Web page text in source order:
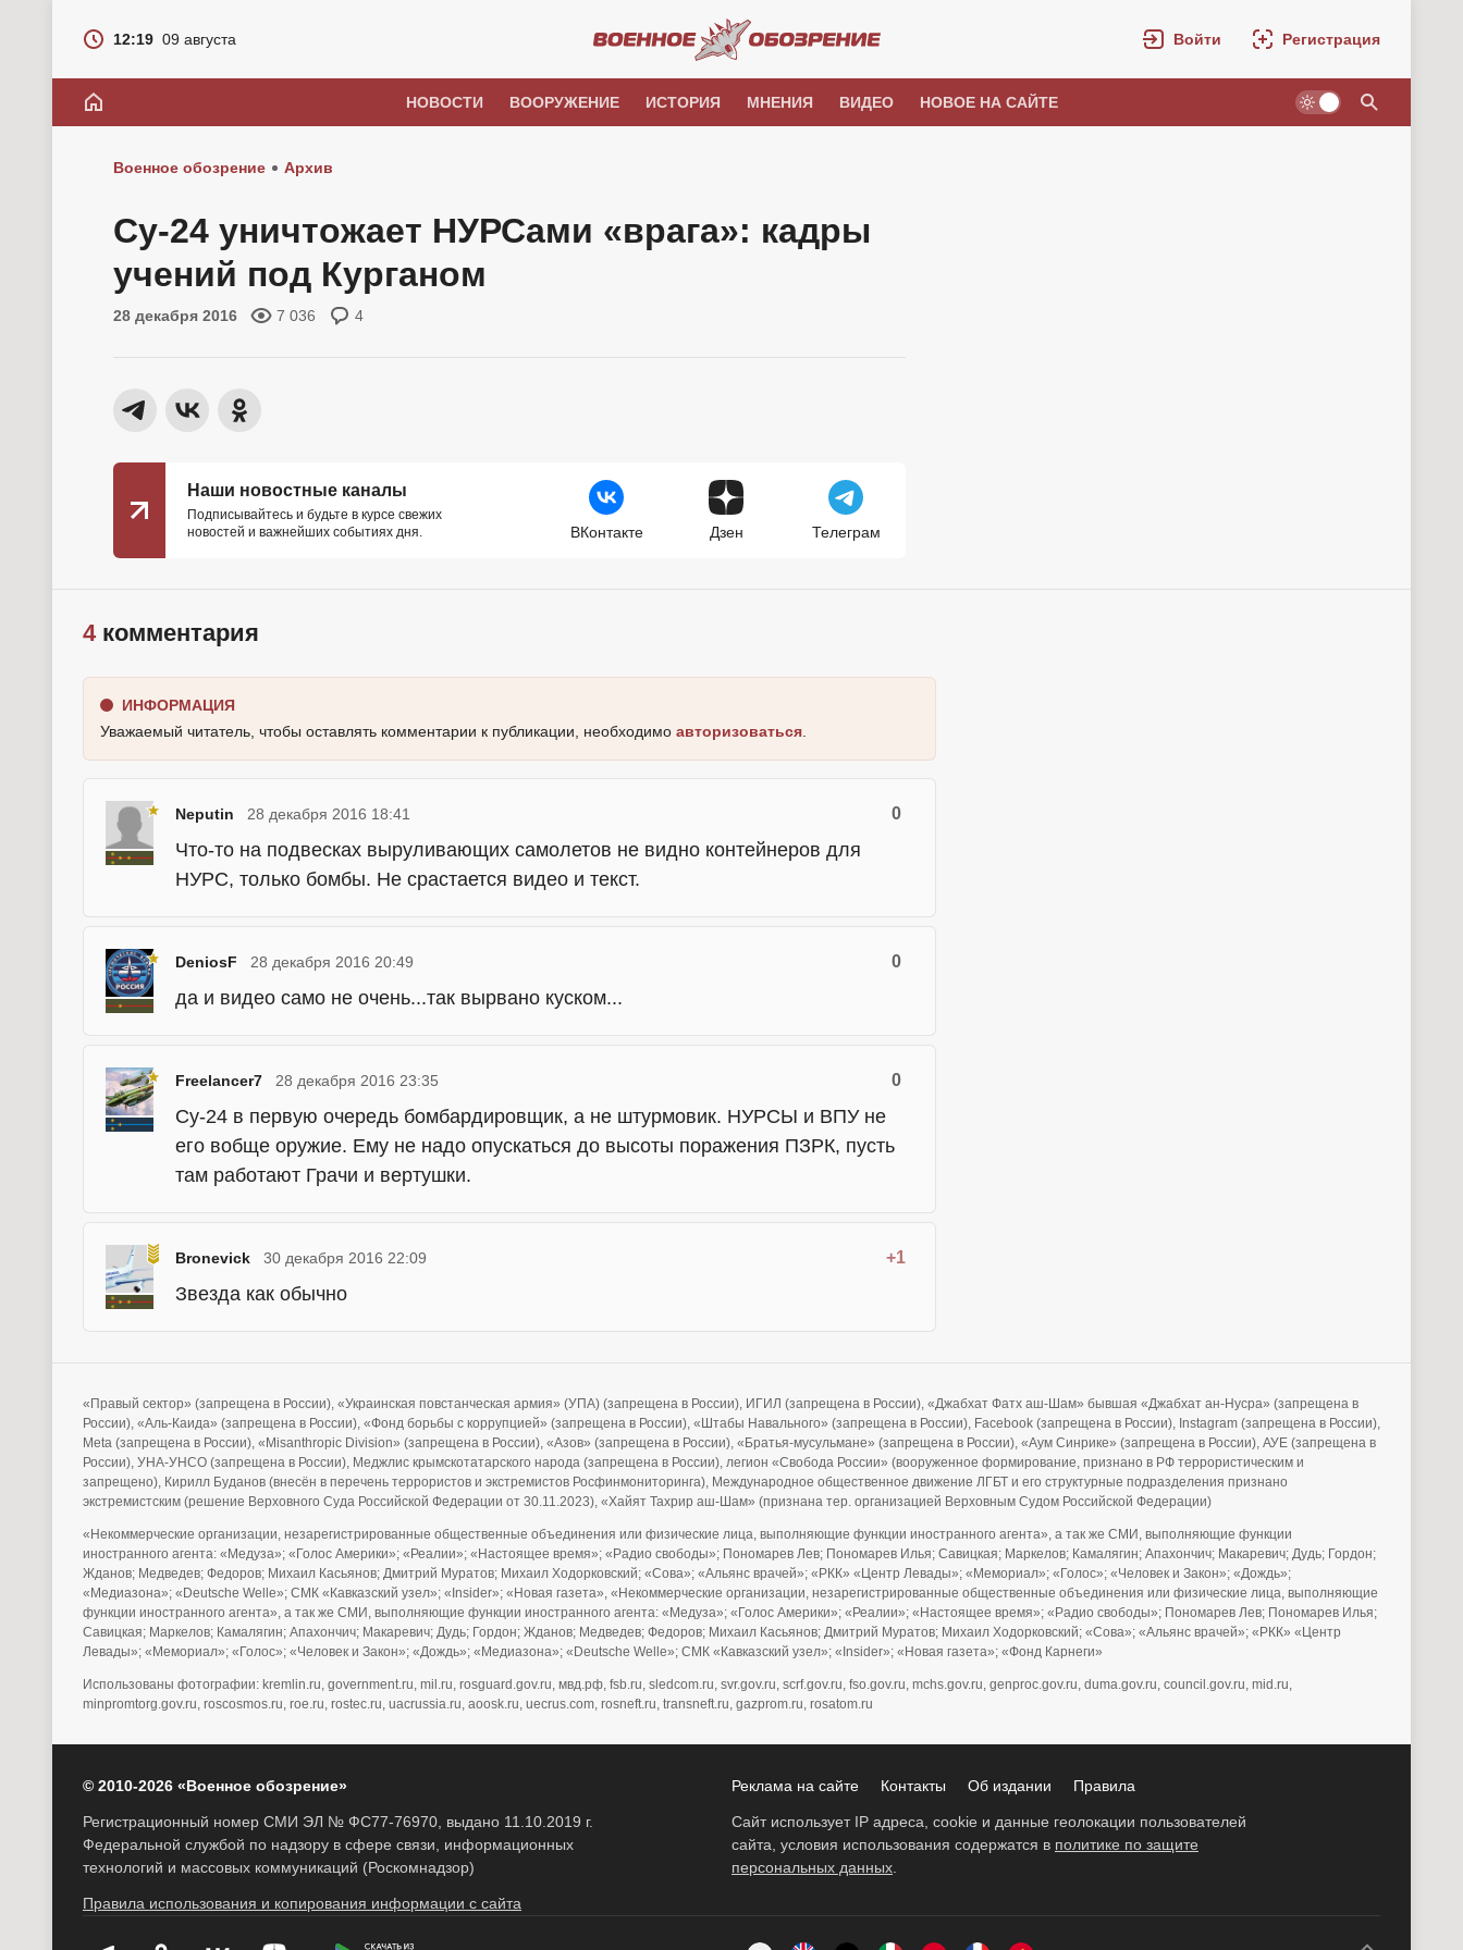
12:19 09 августа Войти Регистрация
НОВОСТИ ВООРУЖЕНИЕ ИСТОРИЯ МНЕНИЯ ВИДЕО НОВОЕ НА САЙТЕ
Военное обозрение Архив
Су-24 уничтожает НУРСами «врага»: кадры
учений под Курганом
28 декабря 2016 7 036 4
Наши новостные каналы
Подписывайтесь и будьте в курсе свежих
новостей и важнейших событиях дня.
ВКонтакте Дзен Телеграм
4комментария
ИНФОРМАЦИЯ
Уважаемый читатель, чтобы оставлять комментарии к публикации, необходимо авторизоваться
Neputin 0
28 декабря 2016 18:41
Что-то на подвесках выруливающих самолетов не видно контейнеров для
НУРС, только бомбы. Не срастается видео и текст.
DeniosF 0
28 декабря 2016 20:49
да и видео само не очень...так вырвано куском...
Freelancer7 0
28 декабря 2016 23:35
Су-24 в первую очередь бомбардировщик, а не штурмовик. НУРСЫ и ВПУ не
его вобще оружие. Ему не надо опускаться до высоты поражения ПЗРК, пусть
там работают Грачи и вертушки.
Bronevick +1
30 декабря 2016 22:09
Звезда как обычно
«Правый сектор» (запрещена в России), «Украинская повстанческая армия» (УПА) (запрещена в России), ИГИЛ (запрещена в России), «Джабхат Фатх аш-Шам» бывшая «Джабхат ан-Нусра» (запрещена в
России), «Аль-Каида» (запрещена в России), «Фонд борьбы с коррупцией» (запрещена в России), «Штабы Навального» (запрещена в России), Facebook (запрещена в России), Instagram (запрещена в России),
Meta (запрещена в России), «Misanthropic Division» (запрещена в России), «Азов» (запрещена в России), «Братья-мусульмане» (запрещена в России), «Аум Синрике» (запрещена в России), АУЕ (запрещена в
России), УНА-УНСО (запрещена в России), Меджлис крымскотатарского народа (запрещена в России), легион «Свобода России» (вооруженное формирование, признано в РФ террористическим и
запрещено), Кирилл Буданов (внесён в перечень террористов и экстремистов Росфинмониторинга), Международное общественное движение ЛГБТ и его структурные подразделения признано
экстремистским (решение Верховного Суда Российской Федерации от 30.11.2023), «Хайят Тахрир аш-Шам» (признана тер. организацией Верховным Судом Российской Федерации)
«Некоммерческие организации, незарегистрированные общественные объединения или физические лица, выполняющие функции иностранного агента», а так же СМИ, выполняющие функции
иностранного агента: «Медуза»; «Голос Америки»; «Реалии»; «Настоящее время»; «Радио свободы»; Пономарев Лев; Пономарев Илья; Савицкая; Маркелов; Камалягин; Апахончич; Макаревич; Дудь; Гордон;
Жданов; Медведев; Федоров; Михаил Касьянов; Дмитрий Муратов; Михаил Ходорковский; «Сова»; «Альянс врачей»; «РКК» «Центр Левады»; «Мемориал»; «Голос»; «Человек и Закон»; «Дождь»;
«Медиазона»; «Deutsche Welle»; СМК «Кавказский узел»; «Insider»; «Новая газета», «Некоммерческие организации, незарегистрированные общественные объединения или физические лица, выполняющие
функции иностранного агента», а так же СМИ, выполняющие функции иностранного агента: «Медуза»; «Голос Америки»; «Реалии»; «Настоящее время»; «Радио свободы»; Пономарев Лев; Пономарев Илья;
Савицкая; Маркелов; Камалягин; Апахончич; Макаревич; Дудь; Гордон; Жданов; Медведев; Федоров; Михаил Касьянов; Дмитрий Муратов; Михаил Ходорковский; «Сова»; «Альянс врачей»; «РКК» «Центр
Левады»; «Мемориал»; «Голос»; «Человек и Закон»; «Дождь»; «Медиазона»; «Deutsche Welle»; СМК «Кавказский узел»; «Insider»; «Новая газета»; «Фонд Карнеги»
Использованы фотографии: kremlin.ru, government.ru, mil.ru, rosguard.gov.ru, мвд.рф, fsb.ru, sledcom.ru, svr.gov.ru, scrf.gov.ru, fso.gov.ru, mchs.gov.ru, genproc.gov.ru, duma.gov.ru, council.gov.ru, mid.ru,
minpromtorg.gov.ru, roscosmos.ru, roe.ru, rostec.ru, uacrussia.ru, aoosk.ru, uecrus.com, rosneft.ru, transneft.ru, gazprom.ru, rosatom.ru
© 2010-2026 «Военное обозрение»
Регистрационный номер СМИ ЭЛ № ФС77-76970, выдано 11.10.2019 г.
Федеральной службой по надзору в сфере связи, информационных
технологий и массовых коммуникаций (Роскомнадзор)
Правила использования и копирования информации с сайта
Реклама на сайте Контакты Об издании Правила
Сайт использует IP адреса, cookie и данные геолокации пользователей
сайта, условия использования содержатся в политике по защите
персональных данных